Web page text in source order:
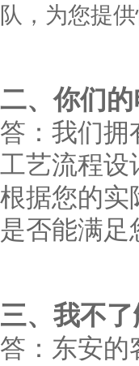
队，为您提
二、你们
答：我们拥
工艺流程设
根据您的实
是否能满足
三、我不
答：东安的